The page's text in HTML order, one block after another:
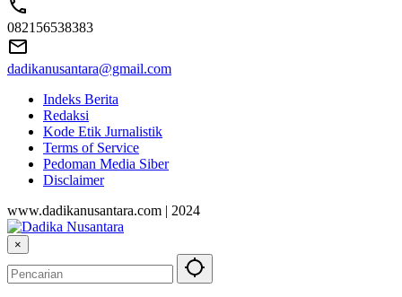
082156538383
dadikanusantara@gmail.com
Indeks Berita
Redaksi
Kode Etik Jurnalistik
Terms of Service
Pedoman Media Siber
Disclaimer
www.dadikanusantara.com | 2024
×